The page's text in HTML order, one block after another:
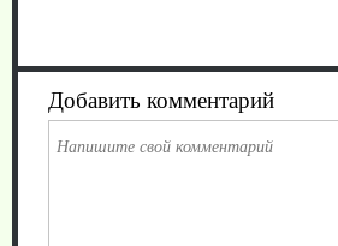
Добавить комментарий